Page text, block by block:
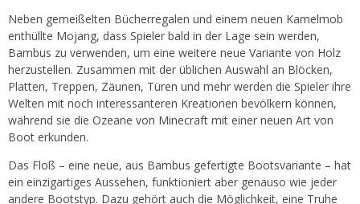
Neben gemeißelten Bücherregalen und einem neuen Kamelmob
enthüllte Mojang, dass Spieler bald in der Lage sein werden,
Bambus zu verwenden, um eine weitere neue Variante von Holz
herzustellen. Zusammen mit der üblichen Auswahl an Blöcken,
Platten, Treppen, Zäunen, Türen und mehr werden die Spieler ihre
Welten mit noch interessanteren Kreationen bevölkern können,
während sie die Ozeane von Minecraft mit einer neuen Art von
Boot erkunden.
Das Floß – eine neue, aus Bambus gefertigte Bootsvariante – hat
ein einzigartiges Aussehen, funktioniert aber genauso wie jeder
andere Bootstyp. Dazu gehört auch die Möglichkeit, eine Truhe